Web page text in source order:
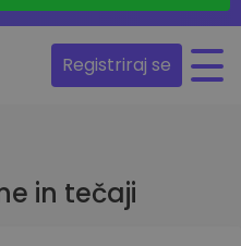
Registriraj se
in tečaji